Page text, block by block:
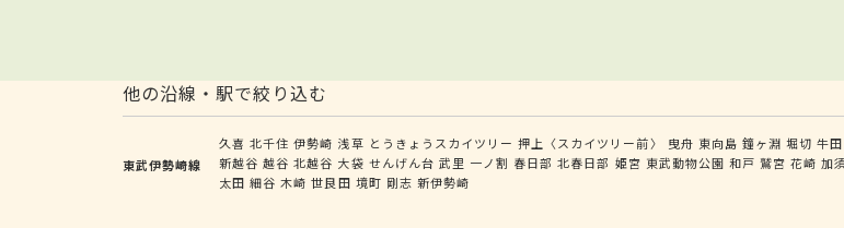
他の沿線・駅で絞り込む
東武伊勢崎線
久喜 北千住 伊勢崎 浅草 とうきょうスカイツリー 押上〈スカイツリー前〉 曳舟 東向島 鐘ヶ淵 堀切 牛田
新越谷 越谷 北越谷 大袋 せんげん台 武里 一ノ割 春日部 北春日部 姫宮 東武動物公園 和戸 鷲宮 花崎 加
太田 細谷 木崎 世良田 境町 剛志 新伊勢崎